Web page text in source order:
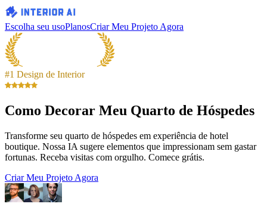
Escolha seu usoPlanosCriar Meu Projeto Agora
#1 Design de Interior
Como Decorar Meu Quarto de Hóspedes
Transforme seu quarto de hóspedes em experiência de hotel
boutique. Nossa IA sugere elementos que impressionam sem gastar
fortunas. Receba visitas com orgulho. Comece grátis.
Criar Meu Projeto Agora